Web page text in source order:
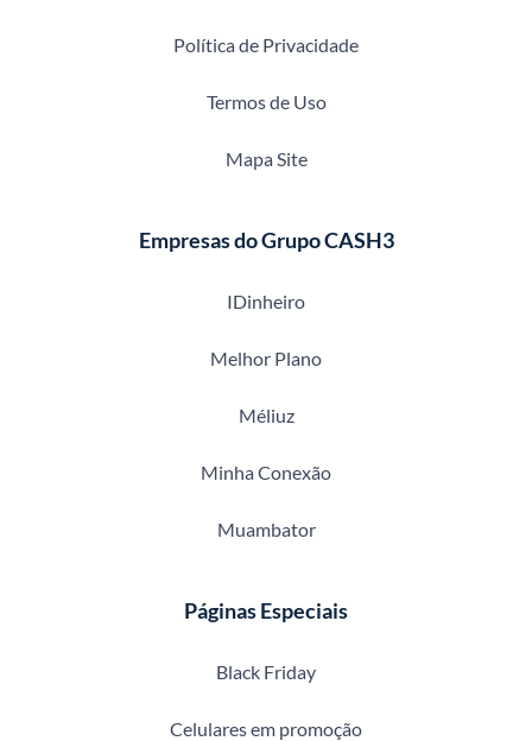
Política de Privacidade
Termos de Uso
Mapa Site
Empresas do Grupo CASH3
IDinheiro
Melhor Plano
Méliuz
Minha Conexão
Muambator
Páginas Especiais
Black Friday
Celulares em promoção